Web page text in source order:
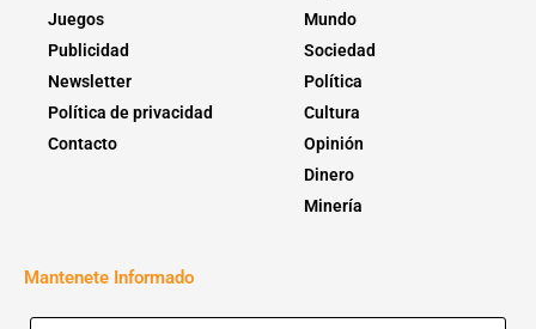
Juegos
Publicidad
Newsletter
Política de privacidad
Contacto
Mundo
Sociedad
Política
Cultura
Opinión
Dinero
Minería
Mantenete Informado